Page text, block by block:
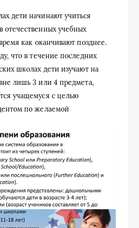
дети начинают учиться
учебных
как оканчивают позднее.
что в течение последних
школах дети изучают на
лишь 3 или 4 предмета,
учащемуся с целью
по желаемой